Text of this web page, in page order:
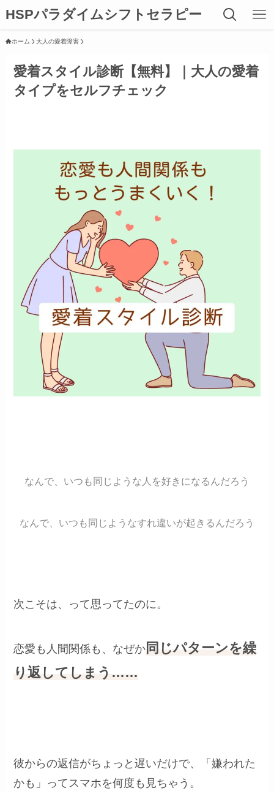
HSPパラダイムシフトセラピー
ホーム 大人の愛着障害
愛着スタイル診断【無料】｜大人の愛着
タイプをセルフチェック
なんで、いつも同じような人を好きになるんだろう
なんで、いつも同じようなすれ違いが起きるんだろう
次こそは、って思ってたのに。
恋愛も人間関係も、なぜか 同じパターンを繰
り返してしまう……
彼からの返信がちょっと遅いだけで、「嫌われた
かも」ってスマホを何度も見ちゃう。